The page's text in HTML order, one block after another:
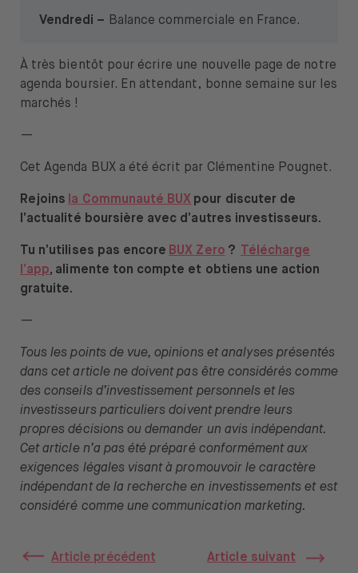
Vendredi – Balance commerciale en France.
À très bientôt pour écrire une nouvelle page de notre
agenda boursier. En attendant, bonne semaine sur les
marchés !
—
Cet Agenda BUX a été écrit par Clémentine Pougnet.
Rejoins la Communauté BUX pour discuter de
l’actualité boursière avec d’autres investisseurs.
Tu n’utilises pas encore BUX Zero ?
Télécharge
l’app, alimente ton compte et obtiens une action
gratuite.
—
Tous les points de vue, opinions et analyses présentés
dans cet article ne doivent pas être considérés comme
des conseils d’investissement personnels et les
investisseurs particuliers doivent prendre leurs
propres décisions ou demander un avis indépendant.
Cet article n’a pas été préparé conformément aux
exigences légales visant à promouvoir le caractère
indépendant de la recherche en investissements et est
considéré comme une communication marketing.
Article précédent Article suivant